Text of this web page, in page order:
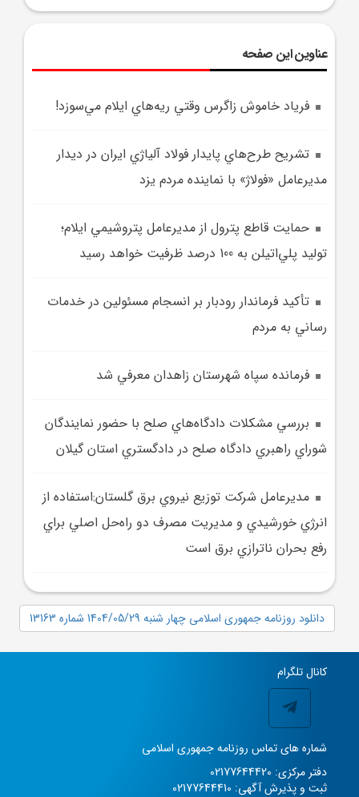
عناوین این صفحه
فرياد خاموش زاگرس وقتي ريه‌هاي ايلام مي‌سوزد!
تشريح طرح‌هاي پايدار فولاد آلياژي ايران در ديدار
مديرعامل «فولاژ» با نماينده مردم يزد
حمايت قاطع پترول از مديرعامل پتروشيمي ايلام؛
توليد پلي‌اتيلن به 100 درصد ظرفيت خواهد رسيد
تأکيد فرماندار رودبار بر انسجام مسئولين در خدمات
رساني به مردم
فرمانده سپاه شهرستان زاهدان معرفي شد
بررسي مشکلات دادگاه‌هاي صلح با حضور نمايندگان
شوراي راهبري دادگاه صلح در دادگستري استان گيلان
مديرعامل شرکت توزيع نيروي برق گلستان:استفاده از
انرژي خورشيدي و مديريت مصرف دو راه‌حل اصلي براي
رفع بحران ناترازي برق است
دانلود روزنامه جمهوری اسلامی چهار شنبه 1404/05/29 شماره 13163
کانال تلگرام
شماره های تماس روزنامه جمهوری اسلامی
دفتر مرکزی: 02177644420
ثبت و پذیرش آگهی: 02177644410